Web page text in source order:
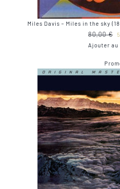
Miles Davis – Miles in the sky
80,00€
Ajouter au